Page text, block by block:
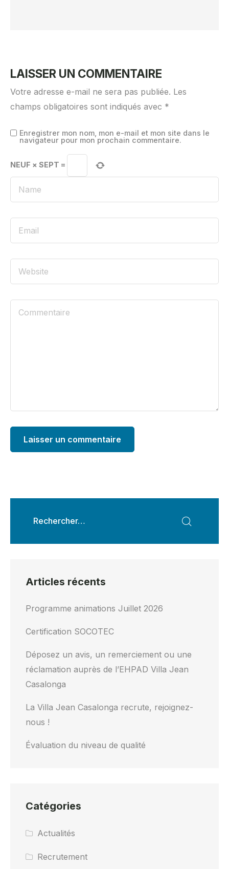
LAISSER UN COMMENTAIRE
Votre adresse e-mail ne sera pas publiée. Les
champs obligatoires sont indiqués avec *
Enregistrer mon nom, mon e-mail et mon site dans le
navigateur pour mon prochain commentaire.
NEUF × SEPT =
Articles récents
Programme animations Juillet 2026
Certification SOCOTEC
Déposez un avis, un remerciement ou une
réclamation auprès de l’EHPAD Villa Jean
Casalonga
La Villa Jean Casalonga recrute, rejoignez-
nous !
Évaluation du niveau de qualité
Catégories
Actualités
Recrutement